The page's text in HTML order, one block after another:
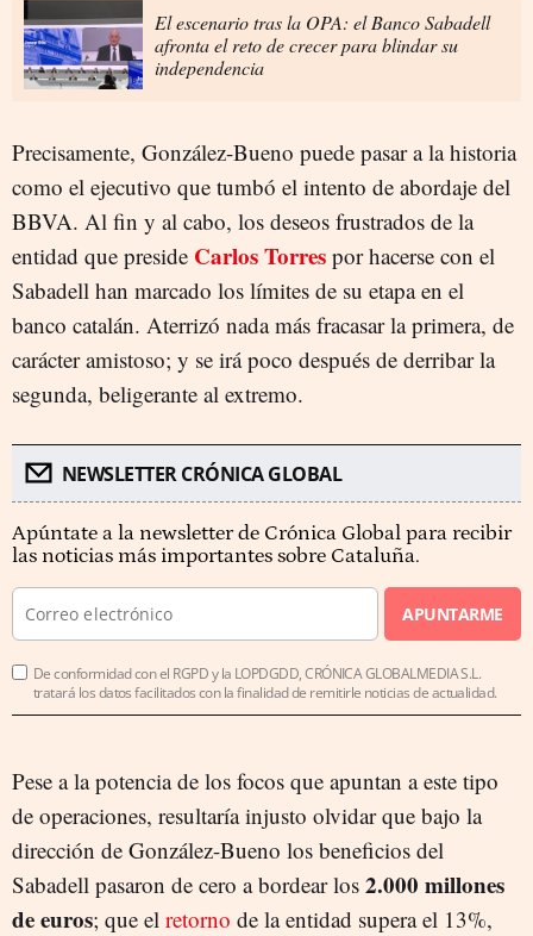
El escenario tras la OPA: el Banco Sabadell
afronta el reto de crecer para blindar su
independencia
Precisamente, González-Bueno puede pasar a la historia
como el ejecutivo que tumbó el intento de abordaje del
BBVA. Al fin y al cabo, los deseos frustrados de la
entidad que preside Carlos Torres por hacerse con el
Sabadell han marcado los límites de su etapa en el
banco catalán. Aterrizó nada más fracasar la primera, de
carácter amistoso; y se irá poco después de derribar la
segunda, beligerante al extremo.
NEWSLETTER CRÓNICA GLOBAL
Apúntate a la newsletter de Crónica Global para recibir
las noticias más importantes sobre Cataluña.
APUNTARME
De conformidad con el RGPD y la LOPDGDD, CRÓNICA GLOBALMEDIA S.L.
tratará los datos facilitados con la finalidad de remitirle noticias de actualidad.
Pese a la potencia de los focos que apuntan a este tipo
de operaciones, resultaría injusto olvidar que bajo la
dirección de González-Bueno los beneficios del
Sabadell pasaron de cero a bordear los 2.000 millones
de euros; que el retorno de la entidad supera el 13%,